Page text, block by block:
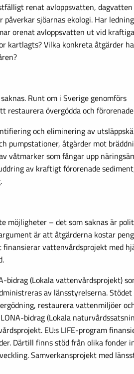
renat avloppsvatten, dagvatten
sjöarnas ekologi. Har
orenat avloppsvatten ut vid
kartlagts? Vilka konkreta åtgärder
Runt om i Sverige genomförs
restaurera övergödda och
och eliminering av
pumpstationer, åtgärder mot
våtmarker som fångar upp
av kraftigt förorenade
möjligheter – det som saknas är
är att åtgärderna kostar
finansierar vattenvårdsprojekt med
bidrag (Lokala vattenvårdsprojekt)
av länsstyrelserna. Stödet
restaurera vattenmiljöer
bidrag (Lokala
EU:s LIFE-program
Därtill finns stöd från olika fonder
Samverkansprojekt med